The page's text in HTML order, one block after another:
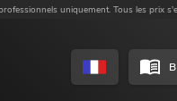
uniquement. Tous les prix